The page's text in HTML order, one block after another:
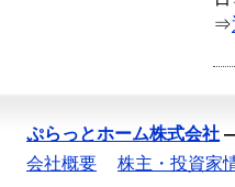
⇒
ぷらっとホーム株式会社
会社概要
株主・投資家